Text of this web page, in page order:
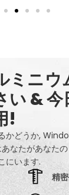
ミニウ
い & 今
!
かどうか,
なたがあなた
にいます.
精